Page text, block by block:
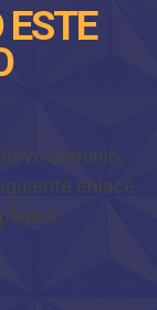
dominio,
enlace